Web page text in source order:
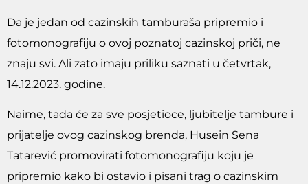
Da je jedan od cazinskih tamburaša pripremio i
fotomonografiju o ovoj poznatoj cazinskoj priči, ne
znaju svi. Ali zato imaju priliku saznati u četvrtak,
14.12.2023. godine.
Naime, tada će za sve posjetioce, ljubitelje tambure i
prijatelje ovog cazinskog brenda, Husein Sena
Tatarević promovirati fotomonografiju koju je
pripremio kako bi ostavio i pisani trag o cazinskim